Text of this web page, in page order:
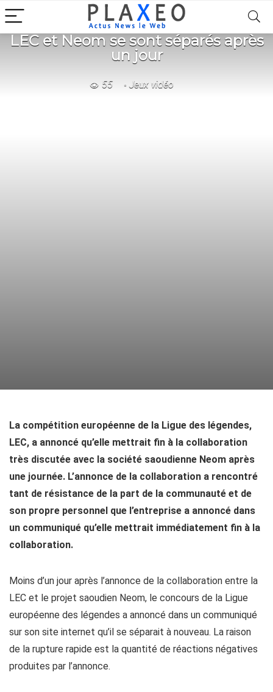
LEC et Neom se sont séparés après
un jour
55 Jeux vidéo
La compétition européenne de la Ligue des légendes,
LEC, a annoncé qu’elle mettrait fin à la collaboration
très discutée avec la société saoudienne Neom après
une journée. L’annonce de la collaboration a rencontré
tant de résistance de la part de la communauté et de
son propre personnel que l’entreprise a annoncé dans
un communiqué qu’elle mettrait immédiatement fin à la
collaboration.
Moins d’un jour après l’annonce de la collaboration entre la
LEC et le projet saoudien Neom, le concours de la Ligue
européenne des légendes a annoncé dans un communiqué
sur son site internet qu’il se séparait à nouveau. La raison
de la rupture rapide est la quantité de réactions négatives
produites par l’annonce.